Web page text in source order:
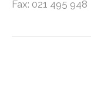
Fax: 021 495 948